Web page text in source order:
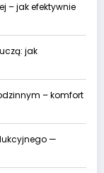
– jak efektywnie
jak
– komfort
—